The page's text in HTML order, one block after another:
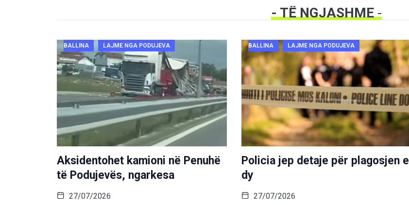
- TË NGJASHME-
BALLINA LAJME NGA PODUJEVA
Aksidentohet kamioni në Penuhë
të Podujevës, ngarkesa
27/07/2026
BALLINA LAJME NGA PODUJEVA
Policia jep detaje për plagosjen e
dy
27/07/2026